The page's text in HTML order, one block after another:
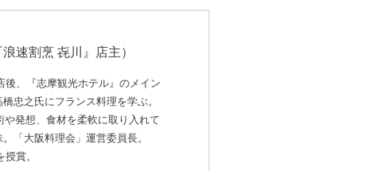
速割烹 㐂川』店主）
後、『志摩観光ホテル』のメイン
忠之氏にフランス料理を学ぶ。
発想、食材を柔軟に取り入れて
「大阪料理会」運営委員長。
賞。